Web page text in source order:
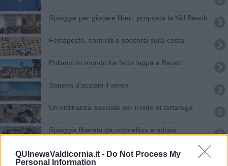
QUInewsValdicornia.it - Do Not Process My
Personal Information
Spiaggia per giocare liberi, proposta la Kid Beach
Ferragosto, controlli e soccorsi sulla costa
Puliamo in mondo ha fatto tappa a Baratti
​Sapeva d’acciaio il vento
Un'ordinanza speciale per il nido di tartaruga
Spiaggia liberata da ombrelloni e sdraio
Vandali in spiaggia, ombrelloni spezzati